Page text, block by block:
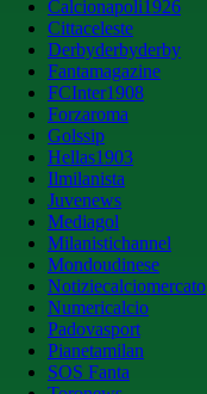
Calcionapoli1926
Cittaceleste
Derbyderbyderby
Fantamagazine
FCInter1908
Forzaroma
Golssip
Hellas1903
Ilmilanista
Juvenews
Mediagol
Milanistichannel
Mondoudinese
Notiziecalciomercato
Numericalcio
Padovasport
Pianetamilan
SOS Fanta